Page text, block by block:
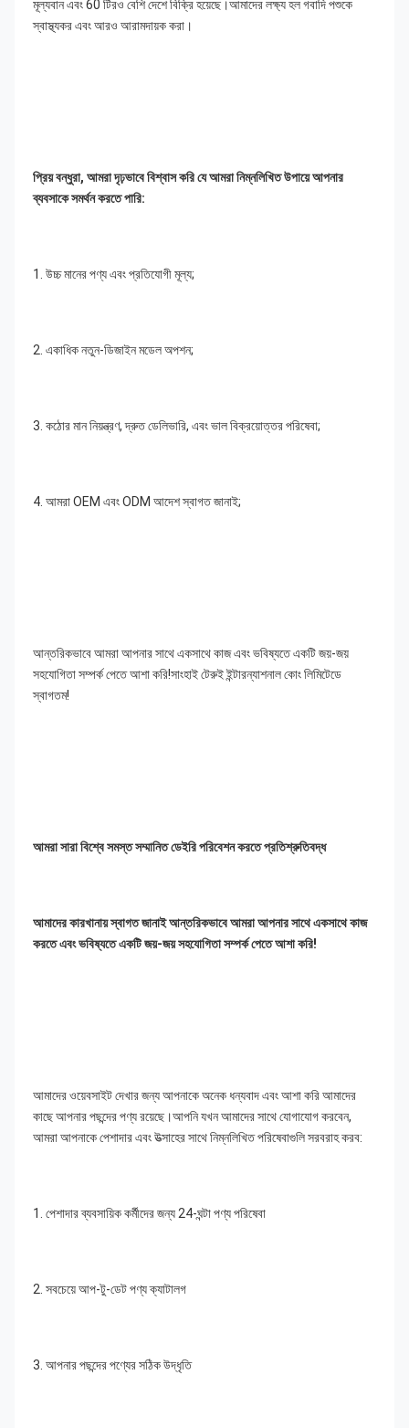
মূল্যবান এবং 60 টিরও বেশি দেশে বিক্রি হয়েছে।আমাদের লক্ষ্য হল গবাদি পশুকে
স্বাস্থ্যকর এবং আরও আরামদায়ক করা।
প্রিয় বন্ধুরা, আমরা দৃঢ়ভাবে বিশ্বাস করি যে আমরা নিম্নলিখিত উপায়ে আপনার
ব্যবসাকে সমর্থন করতে পারি:
1. উচ্চ মানের পণ্য এবং প্রতিযোগী মূল্য;
2. একাধিক নতুন-ডিজাইন মডেল অপশন;
3. কঠোর মান নিয়ন্ত্রণ, দ্রুত ডেলিভারি, এবং ভাল বিক্রয়োত্তর পরিষেবা;
4. আমরা OEM এবং ODM আদেশ স্বাগত জানাই;
আন্তরিকভাবে আমরা আপনার সাথে একসাথে কাজ এবং ভবিষ্যতে একটি জয়-জয়
সহযোগিতা সম্পর্ক পেতে আশা করি!সাংহাই টেরুই ইন্টারন্যাশনাল কোং লিমিটেডে
স্বাগতম!
আমরা সারা বিশ্বে সমস্ত সম্মানিত ডেইরি পরিবেশন করতে প্রতিশ্রুতিবদ্ধ
আমাদের কারখানায় স্বাগত জানাই আন্তরিকভাবে আমরা আপনার সাথে একসাথে কাজ
করতে এবং ভবিষ্যতে একটি জয়-জয় সহযোগিতা সম্পর্ক পেতে আশা করি!
আমাদের ওয়েবসাইট দেখার জন্য আপনাকে অনেক ধন্যবাদ এবং আশা করি আমাদের
কাছে আপনার পছন্দের পণ্য রয়েছে।আপনি যখন আমাদের সাথে যোগাযোগ করবেন,
আমরা আপনাকে পেশাদার এবং উত্সাহের সাথে নিম্নলিখিত পরিষেবাগুলি সরবরাহ করব:
1. পেশাদার ব্যবসায়িক কর্মীদের জন্য 24-ঘন্টা পণ্য পরিষেবা
2. সবচেয়ে আপ-টু-ডেট পণ্য ক্যাটালগ
3. আপনার পছন্দের পণ্যের সঠিক উদ্ধৃতি